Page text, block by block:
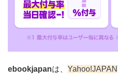
ebookjapanは、